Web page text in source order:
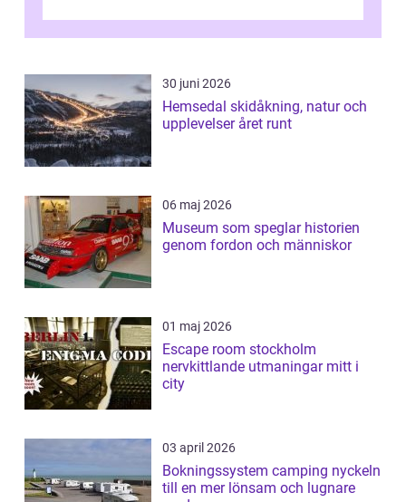
30 juni 2026
Hemsedal skidåkning, natur och
upplevelser året runt
06 maj 2026
Museum som speglar historien
genom fordon och människor
01 maj 2026
Escape room stockholm
nervkittlande utmaningar mitt i
city
03 april 2026
Bokningssystem camping nyckeln
till en mer lönsam och lugnare